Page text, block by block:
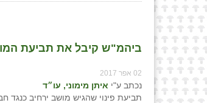
ביהמ"ש קיבל את תביעת
02 אפר 2017
נכתב ע"י איתן מימוני, עו״ד
תביעת פינוי שהגיש מושב ירחיב כנגד